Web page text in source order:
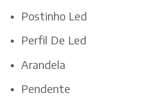
Postinho Led
Perfil De Led
Arandela
Pendente